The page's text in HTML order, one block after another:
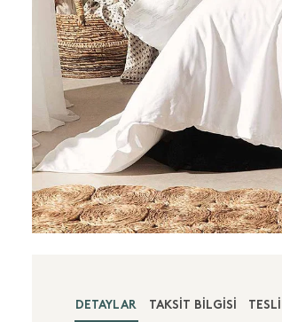
DETAYLAR TAKSIT BILGISI